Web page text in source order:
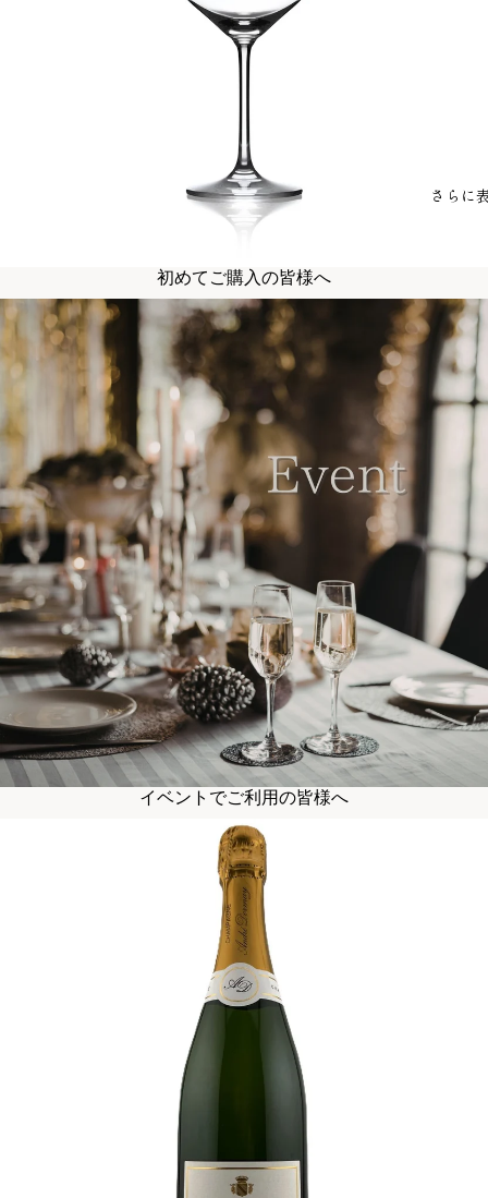
さらに
初めてご購入の皆様へ
イベントでご利用の皆様へ
イベントでご利用の皆様へ
記念日/パーティーのおすすめ